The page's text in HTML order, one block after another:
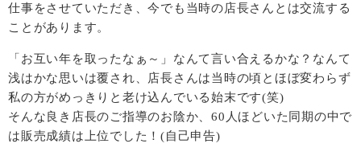
仕事をさせていただき、今でも当時の店長さんとは交流する
ことがあります。
「お互い年を取ったなぁ～」なんて言い合えるかな？なんて
浅はかな思いは覆され、店長さんは当時の頃とほぼ変わらず
私の方がめっきりと老け込んでいる始末です(笑)
そんな良き店長のご指導のお陰か、60人ほどいた同期の中で
は販売成績は上位でした！(自己申告)